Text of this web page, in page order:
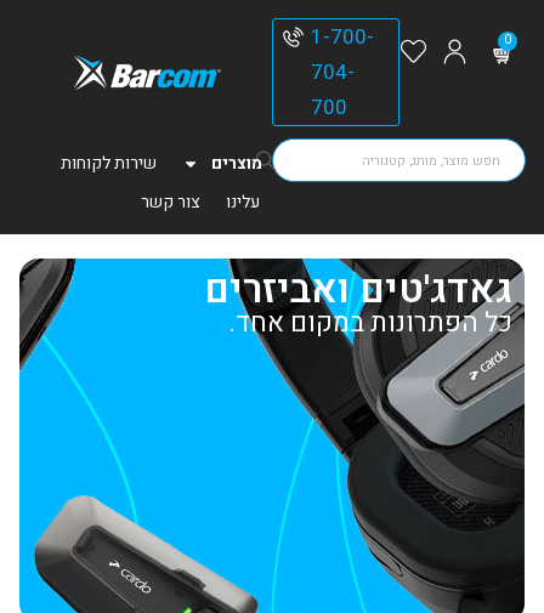
0
1-700-
704-
700
מוצרים
שירות לקוחות
עלינו
צור קשר
גאדג'טים ואביזרים
כל הפתרונות במקום אחד.